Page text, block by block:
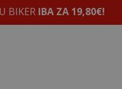
BIKER IBA ZA 19,80€!